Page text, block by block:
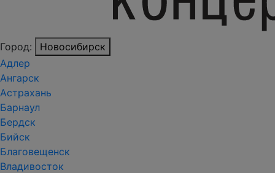
Город:
Новосибирск
Адлер
Ангарск
Астрахань
Барнаул
Бердск
Бийск
Благовещенск
Владивосток